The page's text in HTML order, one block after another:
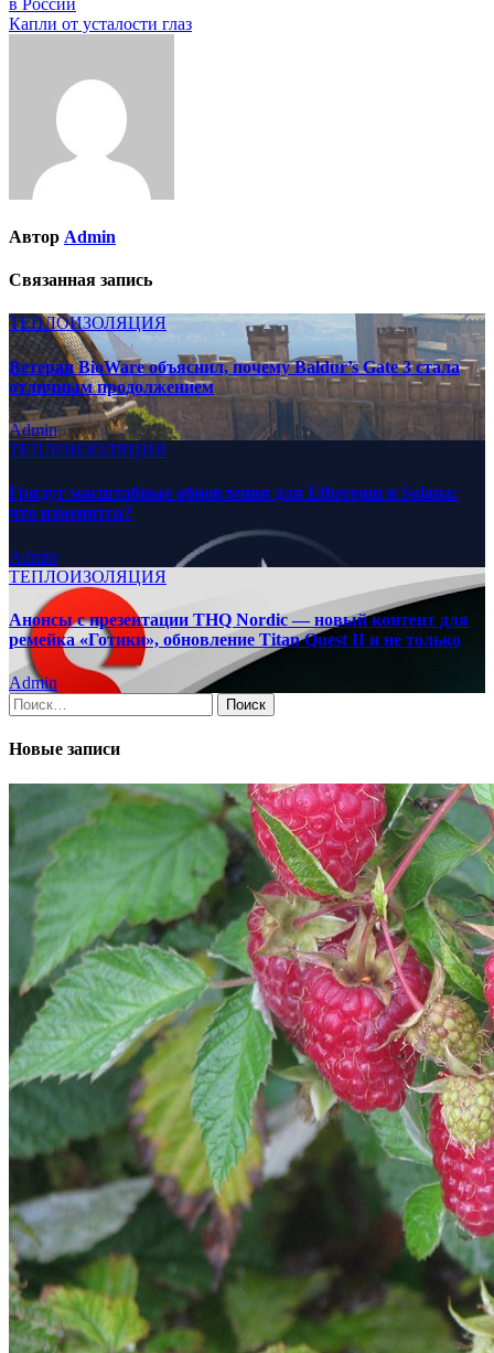
по
Капли от усталости глаз
Автор Admin
Связанная запись
ТЕПЛОИЗОЛЯЦИЯ
Ветеран BioWare объяснил, почему Baldur’s Gate 3 стала
отличным продолжением
Admin
ТЕПЛОИЗОЛЯЦИЯ
Грядут масштабные обновления для Ethereum и Solana:
что изменится?
Admin
ТЕПЛОИЗОЛЯЦИЯ
Анонсы с презентации THQ Nordic — новый контент для
ремейка «Готики», обновление Titan Quest II и не только
Admin
Найти:
Новые записи